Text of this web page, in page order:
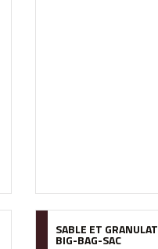
SABLE ET GRANULAT
BIG-BAG-SAC